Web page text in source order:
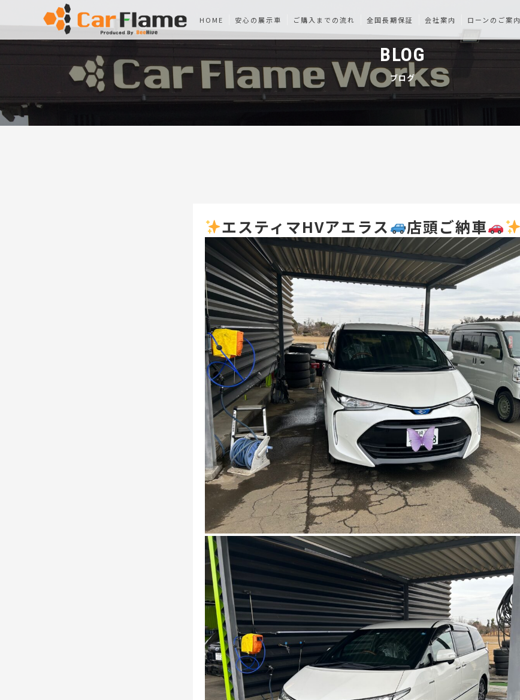
HOME 安心の展示車 ご購入までの流れ 全国長期保証 会社案内 ローンのご案内
BLOG
ブログ
エスティマHVアエラス 店頭ご納車